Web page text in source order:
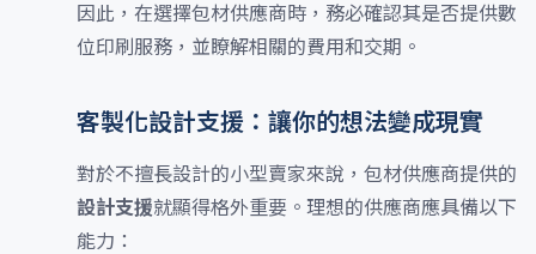
因此，在選擇包材供應商時，務必確認其是否提供數
位印刷服務，並瞭解相關的費用和交期。
客製化設計支援：讓你的想法變成現實
對於不擅長設計的小型賣家來說，包材供應商提供的
設計支援就顯得格外重要。理想的供應商應具備以下
能力：